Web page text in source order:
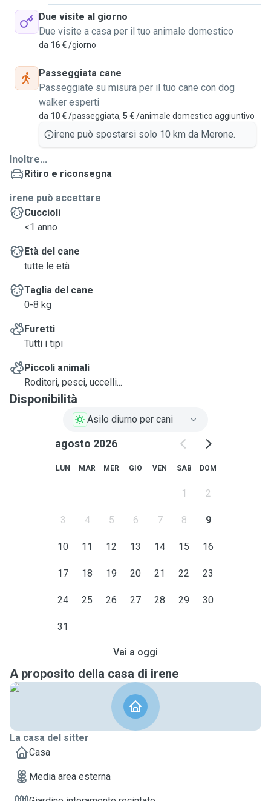
Due visite al giorno
Due visite a casa per il tuo animale domestico
da 16 €/giorno
Passeggiata cane
Passeggiate su misura per il tuo cane con dog
walker esperti
da 10 €/passeggiata, 5 €/animale domestico aggiuntivo
irene può spostarsi solo 10 km da Merone.
Inoltre...
Ritiro e riconsegna
irene può accettare
Cuccioli
<1 anno
Età del cane
tutte le età
Taglia del cane
0-8 kg
Furetti
Tutti i tipi
Piccoli animali
Roditori, pesci, uccelli...
Disponibilità
Asilo diurno per cani
agosto 2026
LUN MAR MER GIO VEN SAB DOM
1 2
3 4 5 6 7 8 9
10 11 12 13 14 15 16
17 18 19 20 21 22 23
24 25 26 27 28 29 30
31
Vai a oggi
A proposito della casa di irene
La casa del sitter
Casa
Media area esterna